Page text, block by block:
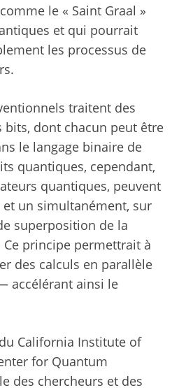
le « Saint Graal »
et qui pourrait
les processus de
traitent des
dont chacun peut être
le langage binaire de
quantiques, cependant,
quantiques, peuvent
un simultanément, sur
superposition de la
principe permettrait à
des calculs en parallèle
accélérant ainsi le
California Institute of
for Quantum
des chercheurs et des